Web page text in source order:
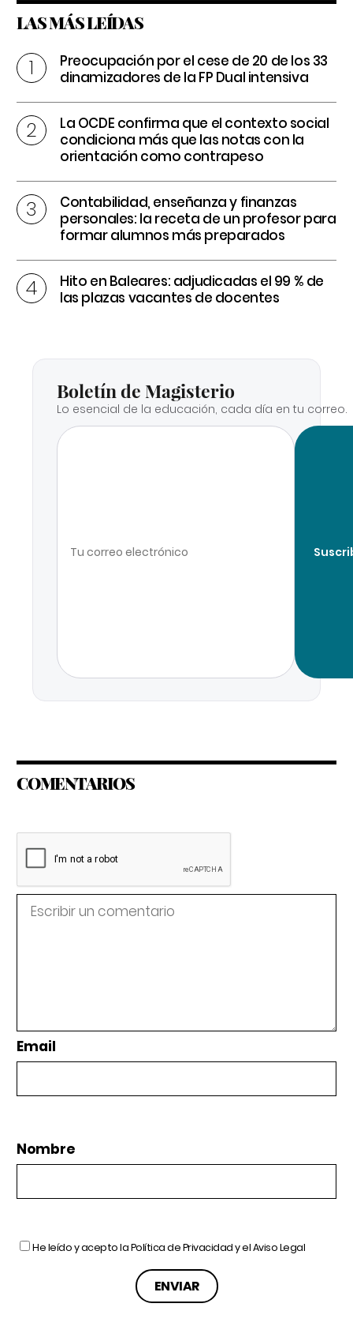
LAS MÁS LEÍDAS
Preocupación por el cese de 20 de los 33
dinamizadores de la FP Dual intensiva
La OCDE confirma que el contexto social
condiciona más que las notas con la
orientación como contrapeso
Contabilidad, enseñanza y finanzas
personales: la receta de un profesor para
formar alumnos más preparados
Hito en Baleares: adjudicadas el 99 % de
las plazas vacantes de docentes
Boletín de Magisterio
Lo esencial de la educación, cada día en tu correo.
COMENTARIOS
Email
Nombre
He leído y acepto laPolítica de Privacidady elAviso Legal